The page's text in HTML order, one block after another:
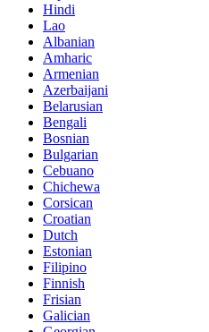
Hindi
Lao
Albanian
Amharic
Armenian
Azerbaijani
Belarusian
Bengali
Bosnian
Bulgarian
Cebuano
Chichewa
Corsican
Croatian
Dutch
Estonian
Filipino
Finnish
Frisian
Galician